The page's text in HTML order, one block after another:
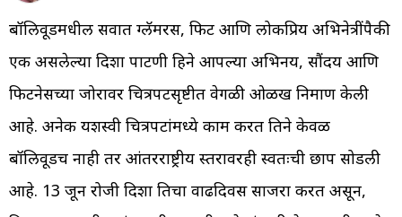
बॉलिवूडमधील सर्वात ग्लॅमरस, फिट आणि लोकप्रिय अभिनेत्रींपैकी
एक असलेल्या दिशा पाटणी हिने आपल्या अभिनय, सौंदर्य आणि
फिटनेसच्या जोरावर चित्रपटसृष्टीत वेगळी ओळख निर्माण केली
आहे. अनेक यशस्वी चित्रपटांमध्ये काम करत तिने केवळ
बॉलिवूडच नाही तर आंतरराष्ट्रीय स्तरावरही स्वतःची छाप सोडली
आहे. 13 जून रोजी दिशा तिचा वाढदिवस साजरा करत असून,